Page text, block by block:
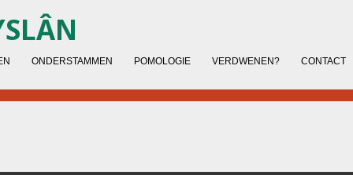
ONDERSTAMMEN POMOLOGIE VERDWENEN? CONTACT